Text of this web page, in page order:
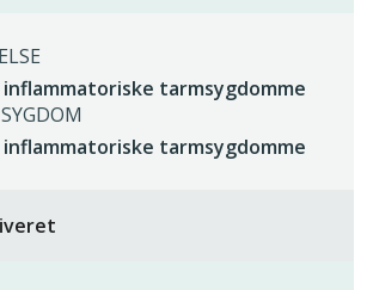
inflammatoriske tarmsygdomme
inflammatoriske tarmsygdomme